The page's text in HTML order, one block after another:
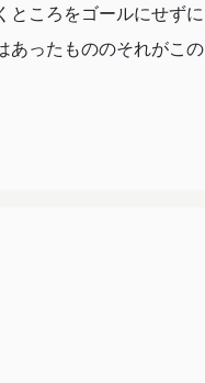
ところをゴールにせずに
あったもののそれがこの
に批判されることもあ
非常に興奮を覚えてい